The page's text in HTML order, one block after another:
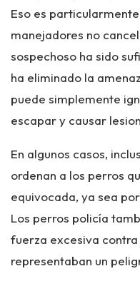
Eso es
manejadores no
sospechoso ha sido
ha eliminado la
puede simplemente
escapar y causar
En algunos casos,
ordenan a los perros
equivocada, ya sea
Los perros policía
fuerza excesiva
representaban un